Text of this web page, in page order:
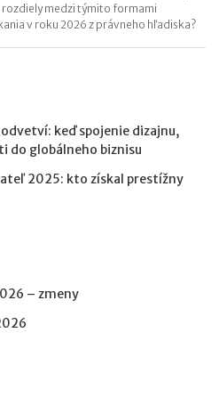
rozdiely medzi týmito formami
v roku 2026 z právneho hľadiska?
keď spojenie dizajnu,
do globálneho biznisu
2025: kto získal prestížny
– zmeny